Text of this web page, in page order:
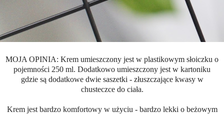
MOJA OPINIA: Krem umieszczony jest w plastikowym słoiczku o
pojemności 250 ml. Dodatkowo umieszczony jest w kartoniku
gdzie są dodatkowe dwie saszetki - złuszczające kwasy w
chusteczce do ciała.
Krem jest bardzo komfortowy w użyciu - bardzo lekki o beżowym